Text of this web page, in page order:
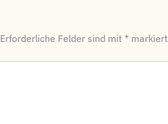
Erforderliche Felder sind mit * markiert